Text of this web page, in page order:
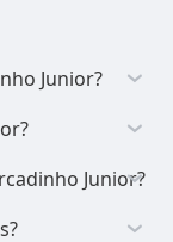
Junior?
Junior?